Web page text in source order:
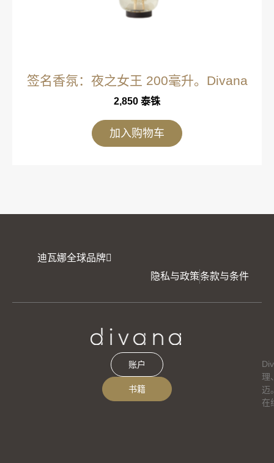
签名香氛：夜之女王 200毫升。Divana
2,850 泰铢
加入购物车
迪瓦娜全球品牌
隐私与政策条款与条件
账户
书籍
理
迈
在